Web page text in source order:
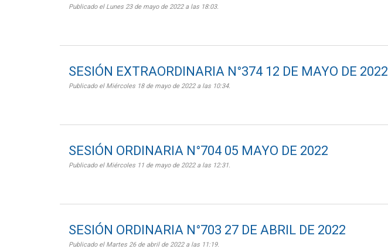
Publicado el Lunes 23 de mayo de 2022 a las 18:03.
SESIÓN EXTRAORDINARIA N°374 12 DE MAYO DE 2022
Publicado el Miércoles 18 de mayo de 2022 a las 10:34.
SESIÓN ORDINARIA N°704 05 MAYO DE 2022
Publicado el Miércoles 11 de mayo de 2022 a las 12:31.
SESIÓN ORDINARIA N°703 27 DE ABRIL DE 2022
Publicado el Martes 26 de abril de 2022 a las 11:19.